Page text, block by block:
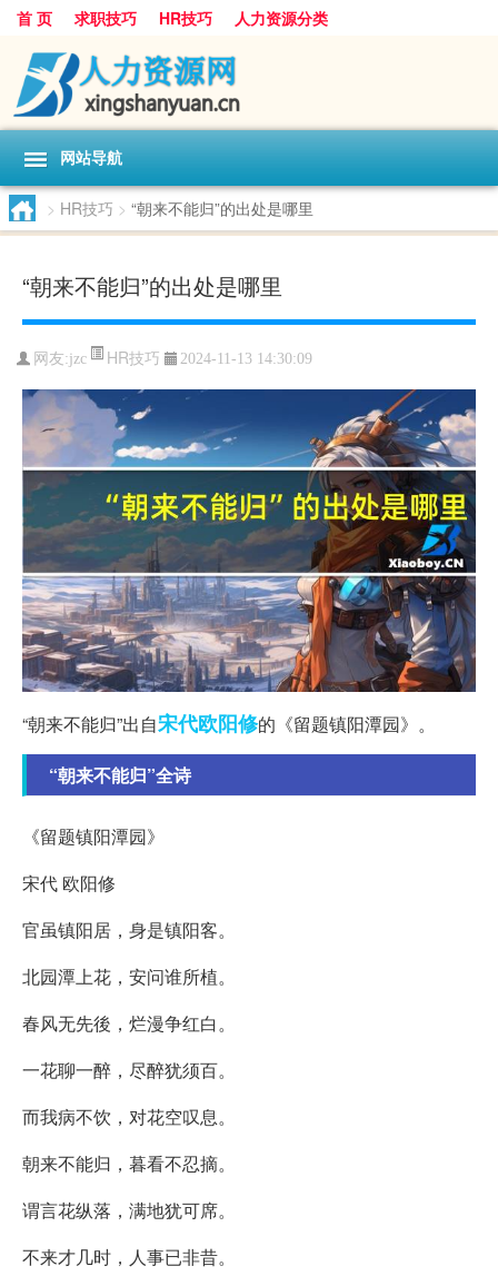
首 页 求职技巧 HR技巧 人力资源分类
网站导航
> HR技巧 > “朝来不能归”的出处是哪里
“朝来不能归”的出处是哪里
网友:jzc HR技巧 2024-11-13 14:30:09
“朝来不能归”出自宋代欧阳修的《留题镇阳潭园》。
“朝来不能归”全诗
《留题镇阳潭园》
宋代 欧阳修
官虽镇阳居，身是镇阳客。
北园潭上花，安问谁所植。
春风无先後，烂漫争红白。
一花聊一醉，尽醉犹须百。
而我病不饮，对花空叹息。
朝来不能归，暮看不忍摘。
谓言花纵落，满地犹可席。
不来才几时，人事已非昔。